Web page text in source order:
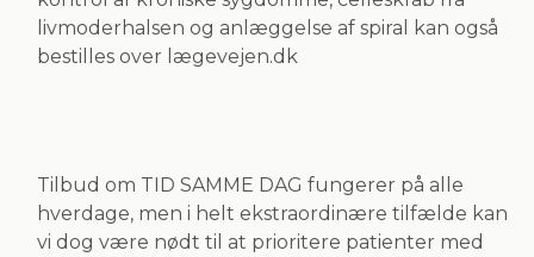
livmoderhalsen og anlæggelse af spiral kan også
bestilles over lægevejen.dk
Tilbud om TID SAMME DAG fungerer på alle
hverdage, men i helt ekstraordinære tilfælde kan
vi dog være nødt til at prioritere patienter med